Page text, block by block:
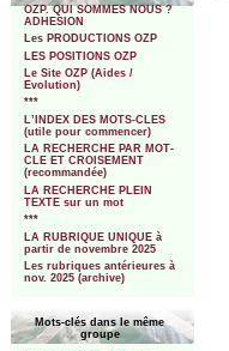
OZP. QUI SOMMES NOUS ?
ADHESION
Les PRODUCTIONS OZP
LES POSITIONS OZP
Le Site OZP (Aides /
Evolution)
***
L’INDEX DES MOTS-CLES
(utile pour commencer)
LA RECHERCHE PAR MOT-
CLE ET CROISEMENT
(recommandée)
LA RECHERCHE PLEIN
TEXTE sur un mot
***
LA RUBRIQUE UNIQUE à
partir de novembre 2025
Les rubriques antérieures à
nov. 2025 (archive)
Mots-clés dans le même
groupe